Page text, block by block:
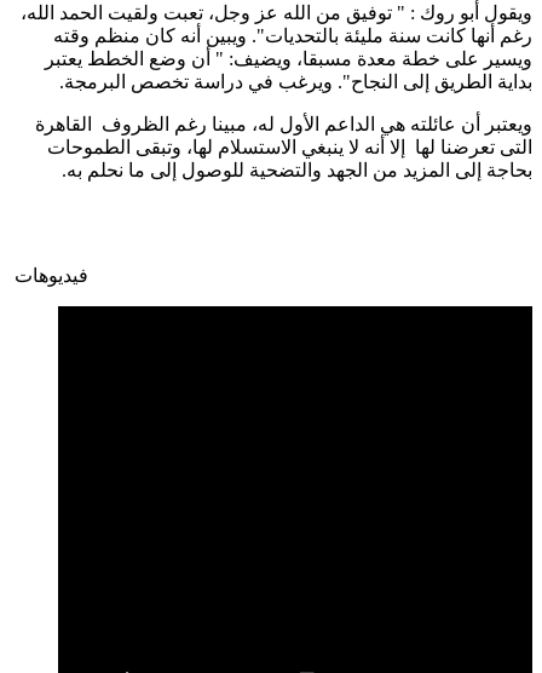
ويقول أبو روك : " توفيق من الله عز وجل، تعبت ولقيت الحمد الله،
رغم أنها كانت سنة مليئة بالتحديات". ويبين أنه كان منظم وقته
ويسير على خطة معدة مسبقا، ويضيف: " أن وضع الخطط يعتبر
بداية الطريق إلى النجاح". ويرغب في دراسة تخصص البرمجة.
ويعتبر أن عائلته هي الداعم الأول له، مبينا رغم الظروف القاهرة
التى تعرضنا لها إلا أنه لا ينبغي الاستسلام لها، وتبقى الطموحات
بحاجة إلى المزيد من الجهد والتضحية للوصول إلى ما نحلم به.
فيديوهات